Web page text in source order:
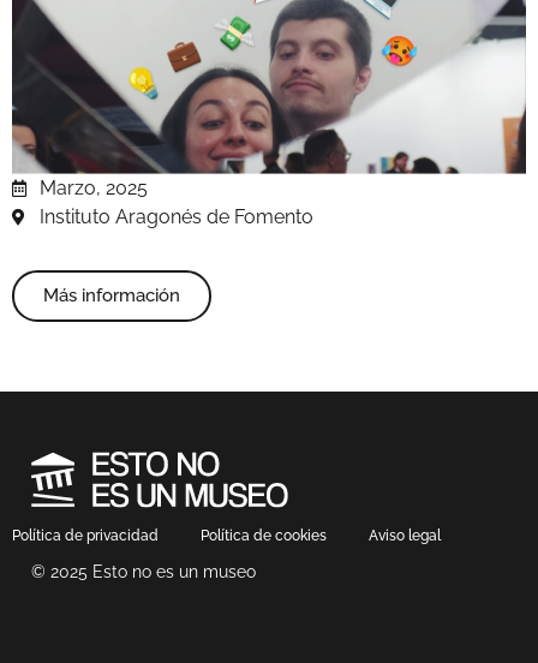
Marzo, 2025
Instituto Aragonés de Fomento
Más información
Política de privacidad Política de cookies Aviso legal
© 2025 Esto no es un museo